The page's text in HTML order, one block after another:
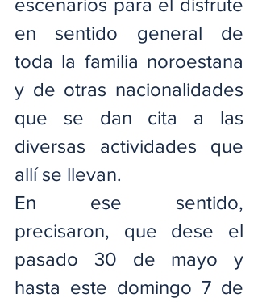
escenarios para el disfrute
en sentido general de
toda la familia noroestana
y de otras nacionalidades
que se dan cita a las
diversas actividades que
allí se llevan.
En ese sentido,
precisaron, que dese el
pasado 30 de mayo y
hasta este domingo 7 de